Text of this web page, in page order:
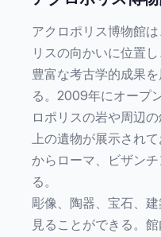
アクロポリス博物館
リスの向かいに位置
豊富な考古学的成果
る。2009年にオープ
ロポリスの岩や周辺
上の遺物が展示され
からローマ、ビザン
る。
彫像、陶器、宝石、
見ることができる。